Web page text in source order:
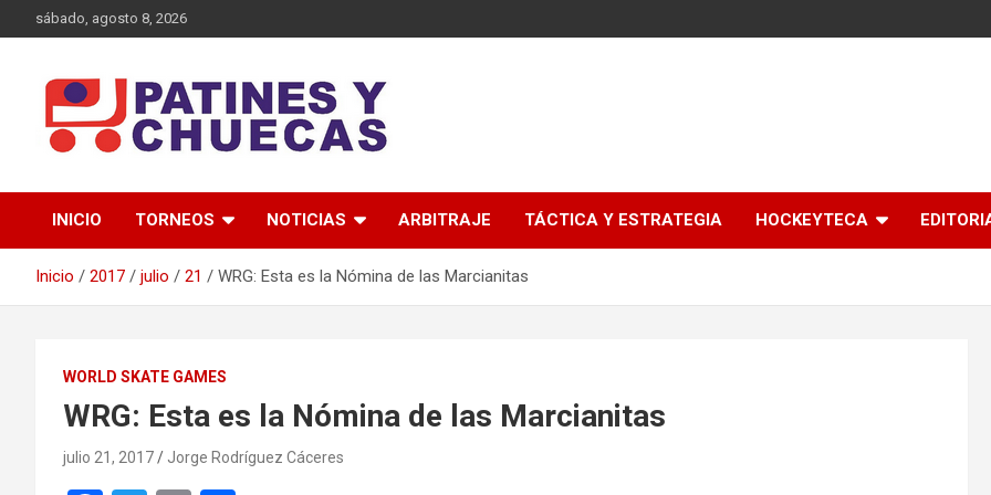
al
sábado, agosto 8, 2026
Patines y Chuecas
INICIO TORNEOS NOTICIAS ARBITRAJE TÁCTICA Y ESTRATEGIA HOCKEYTECA
Inicio 2017 julio 21 WRG: Esta es la Nómina de las Marcianitas
WORLD SKATE GAMES
WRG: Esta es la Nómina de las Marcianitas
julio 21, 2017 Jorge Rodríguez Cáceres